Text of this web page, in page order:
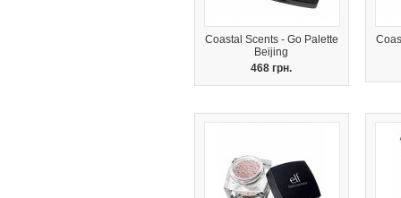
Coastal Scents - Go Palette
Beijing
468 грн.